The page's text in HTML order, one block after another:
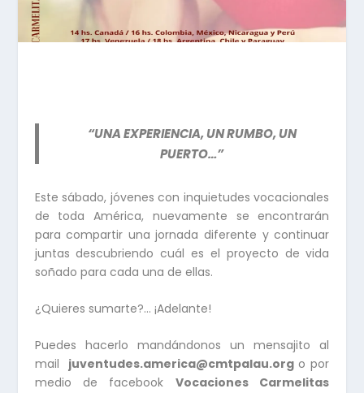
“UNA EXPERIENCIA, UN RUMBO, UN
PUERTO…”
Este sábado, jóvenes con inquietudes vocacionales
de toda América, nuevamente se encontrarán
para compartir una jornada diferente y continuar
juntas descubriendo cuál es el proyecto de vida
soñado para cada una de ellas.
¿Quieres sumarte?… ¡Adelante!
Puedes hacerlo mandándonos un mensajito al
mail
juventudes.america@cmtpalau.org o por
medio de facebook Vocaciones Carmelitas